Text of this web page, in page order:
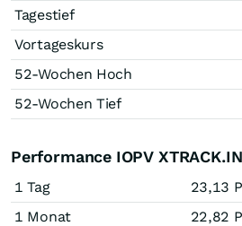
Tagestief
Vortageskurs
52-Wochen Hoch
52-Wochen Tief
Performance IOPV
1 Tag 23,13
1 Monat
22,82